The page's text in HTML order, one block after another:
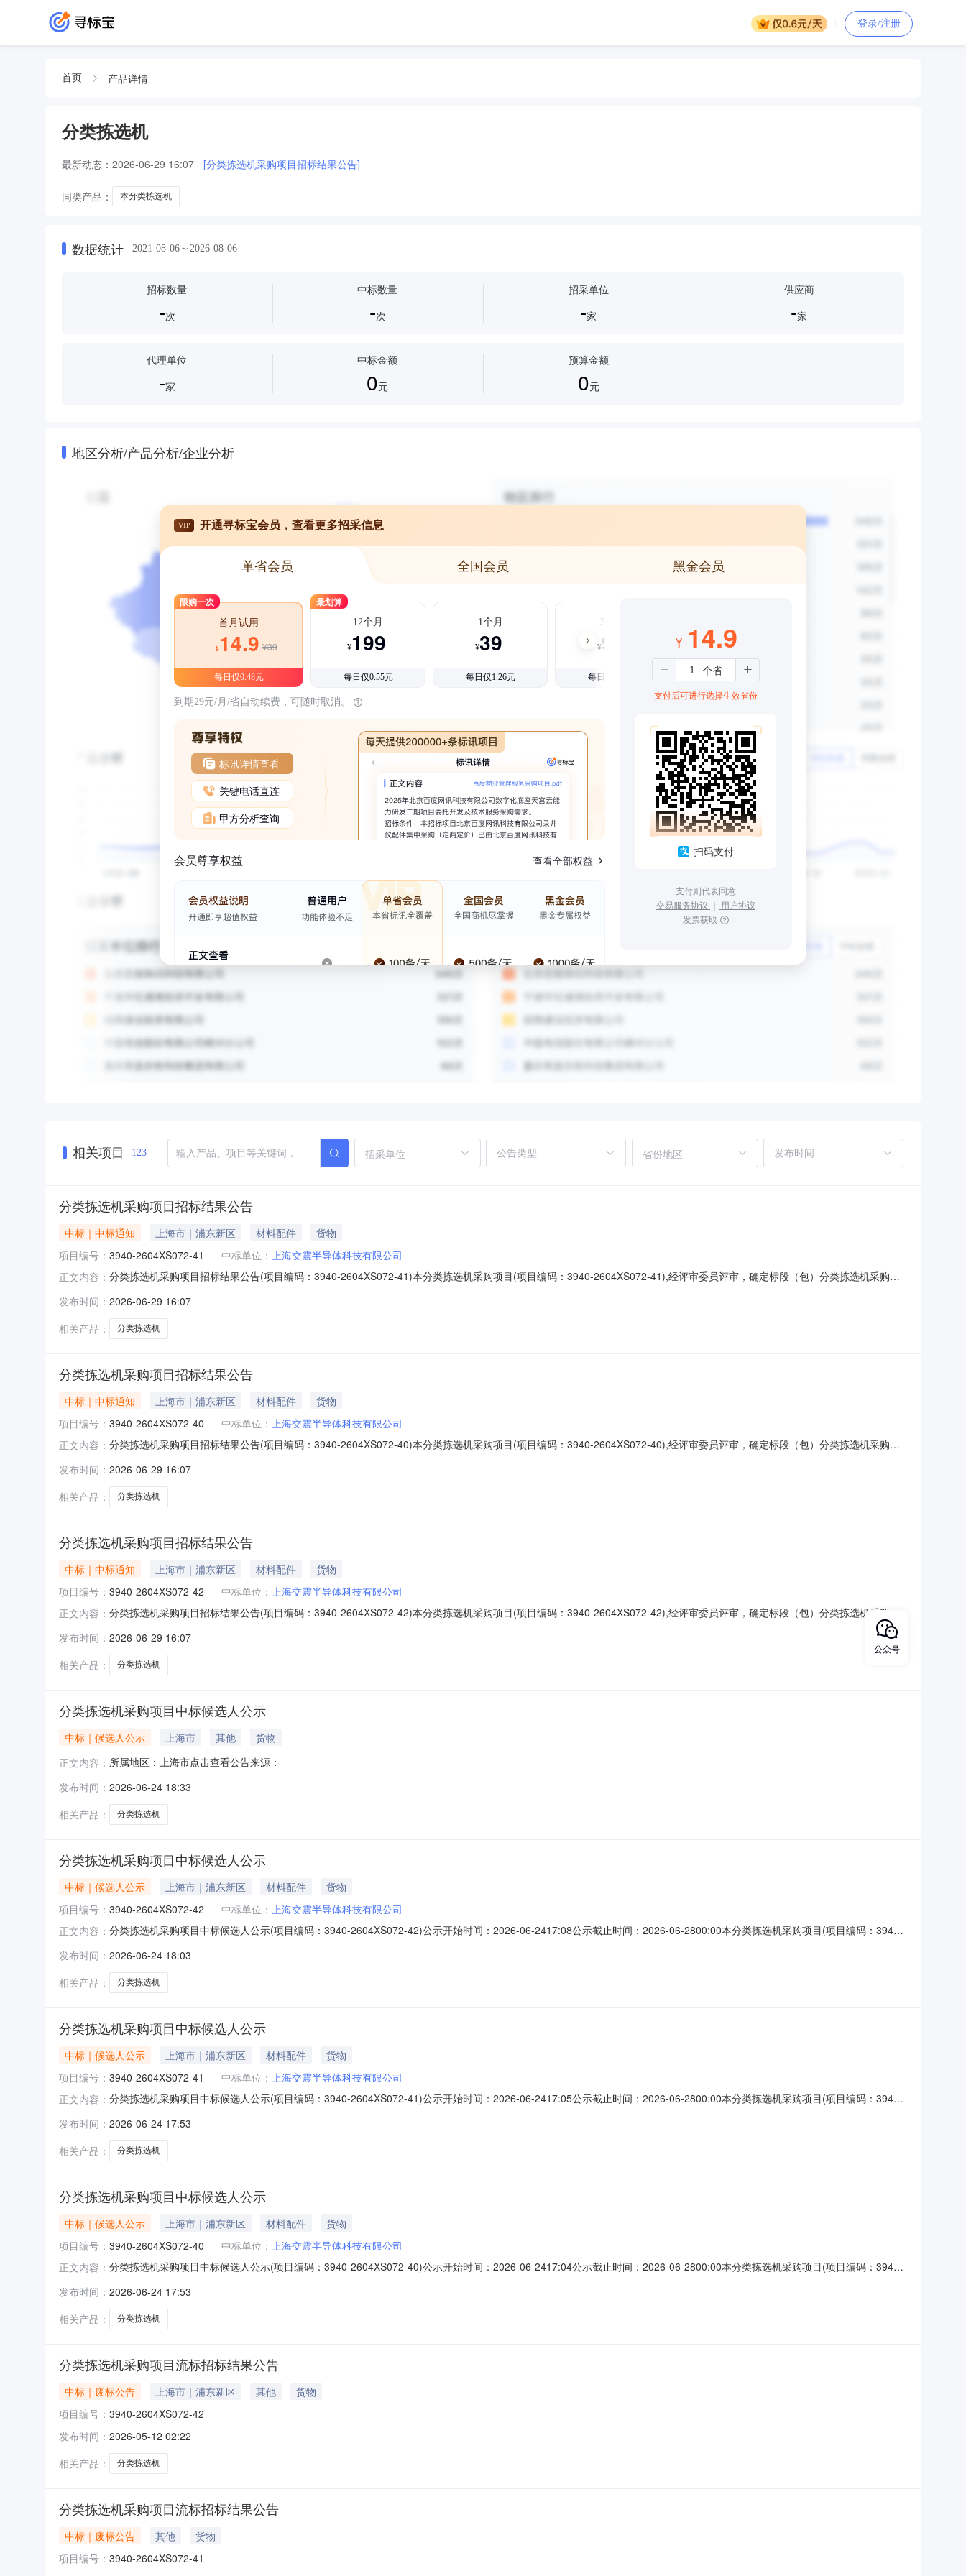
登录/注册
首页 产品详情
分类拣选机
最新动态： 2026-06-29 16:07 [分类拣选机采购项目招标结果公告]
同类产品： 本分类拣选机
数据统计 2021-08-06～2026-08-06
招标数量
-次
中标数量
-次
招采单位
-家
供应商
-家
代理单位
-家
中标金额
0元
预算金额
0元
地区分析/产品分析/企业分析
VIP 开通寻标宝会员，查看更多招采信息
单省会员 全国会员 黑金会员
限购一次
首月试用
¥14.9 ¥39
每日仅0.48元
最划算
12个月
¥199
每日仅0.55元
1个月
¥39
每日仅1.26元
3个月
¥99
每日仅1.08元
到期29元/月/省自动续费，可随时取消。
标讯详情查看
关键电话直连
甲方分析查询
会员尊享权益 查看全部权益
¥ 14.9
支付后可进行选择生效省份
扫码支付
支付则代表同意
交易服务协议 ｜ 用户协议
发票获取
相关项目 123 招采单位 省份地区
分类拣选机采购项目招标结果公告
中标｜中标通知 上海市｜浦东新区 材料配件
货物
项目编号： 3940-2604XS072-41 中标单位： 上海交震半导体科技有限公司
正文内容： 分类拣选机采购项目招标结果公告(项目编码：3940-2604XS072-41)本分类拣选机采购项目(项目编码：3940-2604XS072-41),经评审委员评审，确定标段（包）分类拣选机采购项
发布时间： 2026-06-29 16:07
相关产品：
分类拣选机
分类拣选机采购项目招标结果公告
中标｜中标通知 上海市｜浦东新区 材料配件
货物
项目编号： 3940-2604XS072-40 中标单位： 上海交震半导体科技有限公司
正文内容： 分类拣选机采购项目招标结果公告(项目编码：3940-2604XS072-40)本分类拣选机采购项目(项目编码：3940-2604XS072-40),经评审委员评审，确定标段（包）分类拣选机采购项
发布时间： 2026-06-29 16:07
相关产品：
分类拣选机
分类拣选机采购项目招标结果公告
中标｜中标通知 上海市｜浦东新区 材料配件
货物
项目编号： 3940-2604XS072-42 中标单位： 上海交震半导体科技有限公司
正文内容： 分类拣选机采购项目招标结果公告(项目编码：3940-2604XS072-42)本分类拣选机采购项目(项目编码：3940-2604XS072-42),经评审委员评审，确定标段（包）分类拣选机采购项
发布时间： 2026-06-29 16:07
相关产品：
分类拣选机
分类拣选机采购项目中标候选人公示
中标｜候选人公示 上海市 其他
货物
正文内容： 所属地区：上海市点击查看公告来源：
发布时间： 2026-06-24 18:33
相关产品：
分类拣选机
分类拣选机采购项目中标候选人公示
中标｜候选人公示 上海市｜浦东新区 材料配件
货物
项目编号： 3940-2604XS072-42 中标单位： 上海交震半导体科技有限公司
正文内容： 分类拣选机采购项目中标候选人公示(项目编码：3940-2604XS072-42)公示开始时间：2026-06-2417:08公示截止时间：2026-06-2800:00本分类拣选机采购项目(项目编码：3940-
名二、提出异议/质疑的渠道和方式请联系项目负责人三、其他公示内容无
发布时间： 2026-06-24 18:03
相关产品：
分类拣选机
分类拣选机采购项目中标候选人公示
中标｜候选人公示 上海市｜浦东新区 材料配件
货物
项目编号： 3940-2604XS072-41 中标单位： 上海交震半导体科技有限公司
正文内容： 分类拣选机采购项目中标候选人公示(项目编码：3940-2604XS072-41)公示开始时间：2026-06-2417:05公示截止时间：2026-06-2800:00本分类拣选机采购项目(项目编码：3940-
名二、提出异议/质疑的渠道和方式请联系项目负责人三、其他公示内容无
发布时间： 2026-06-24 17:53
相关产品：
分类拣选机
分类拣选机采购项目中标候选人公示
中标｜候选人公示 上海市｜浦东新区 材料配件
货物
项目编号： 3940-2604XS072-40 中标单位： 上海交震半导体科技有限公司
正文内容： 分类拣选机采购项目中标候选人公示(项目编码：3940-2604XS072-40)公示开始时间：2026-06-2417:04公示截止时间：2026-06-2800:00本分类拣选机采购项目(项目编码：3940-
名二、提出异议/质疑的渠道和方式请联系项目负责人三、其他公示内容无
发布时间： 2026-06-24 17:53
相关产品：
分类拣选机
分类拣选机采购项目流标招标结果公告
中标｜废标公告 上海市｜浦东新区 其他
货物
项目编号： 3940-2604XS072-42
发布时间： 2026-05-12 02:22
相关产品：
分类拣选机
分类拣选机采购项目流标招标结果公告
中标｜废标公告 其他
货物
项目编号： 3940-2604XS072-41
公众号